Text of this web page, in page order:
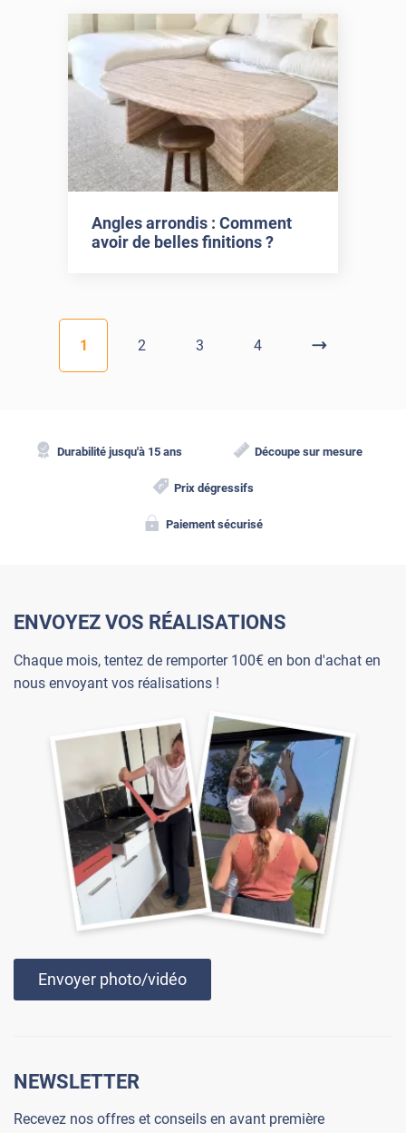
Angles arrondis : Comment
avoir de belles finitions ?
1 2 3 4
Durabilité jusqu'à 15 ans Découpe sur mesure
Prix dégressifs
Paiement sécurisé
ENVOYEZ VOS RÉALISATIONS
Chaque mois, tentez de remporter 100€ en bon d'achat en
nous envoyant vos réalisations !
Envoyer photo/vidéo
NEWSLETTER
Recevez nos offres et conseils en avant première